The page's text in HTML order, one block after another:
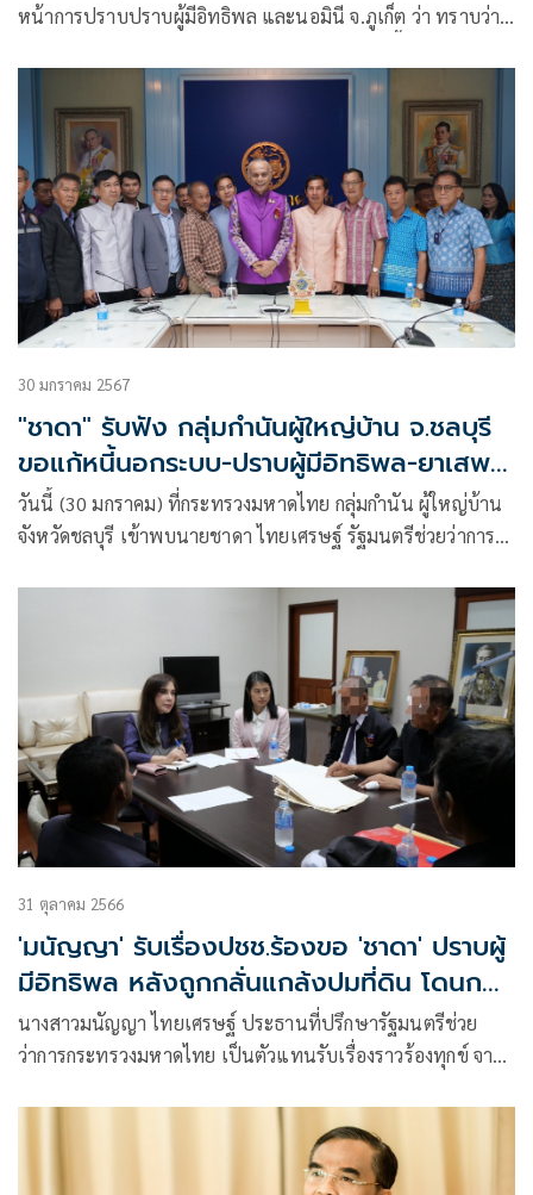
หน้าการปราบปราบผู้มีอิทธิพล และนอมินี จ.ภูเก็ต ว่า ทราบว่า
สอบ และก่อนหน้านั้นตนและนายวรศิษฎ์ เลียงประสิทธิ์
รมช.มหาดไทย ได้หารือกันในเรื่องดังกล่าวพบว่ามีความคืบหน้า
ไปด้วยดี ยอมรับบางเรื่องยังตะหงิดใจ เรื่องการออกเอกสารสิทธิ์
สค.1 ที่ขอออกไว้5 ไร่ แต่ไปปรากฎที่จุดอื่นเป็น 8 ไร่
30 มกราคม 2567
"ชาดา" รับฟัง กลุ่มกำนันผู้ใหญ่บ้าน จ.ชลบุรี
ขอแก้หนี้นอกระบบ-ปราบผู้มีอิทธิพล-ยาเสพ
ติด
วันนี้ (30 มกราคม) ที่กระทรวงมหาดไทย กลุ่มกำนัน ผู้ใหญ่บ้าน
จังหวัดชลบุรี เข้าพบนายชาดา ไทยเศรษฐ์ รัฐมนตรีช่วยว่าการ
31 ตุลาคม 2566
'มนัญญา' รับเรื่องปชช.ร้องขอ 'ชาดา' ปราบผู้
มีอิทธิพล หลังถูกกลั่นแกล้งปมที่ดิน โดนกลุ่ม
ชายฉกรรจ์รุมทำร้าย
นางสาวมนัญญา ไทยเศรษฐ์ ประธานที่ปรึกษารัฐมนตรีช่วย
ว่าการกระทรวงมหาดไทย เป็นตัวแทนรับเรื่องราวร้องทุกข์ จาก